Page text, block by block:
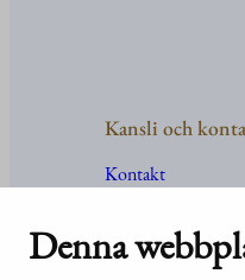
Denna
Kansli och
Kontakt
För media
Vanliga frågor och